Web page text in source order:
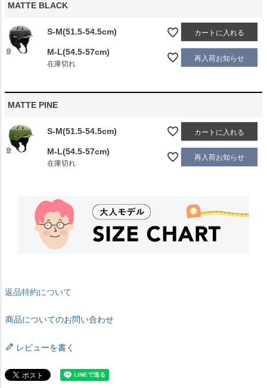
MATTE BLACK
S-M(51.5-54.5cm) カートに入れる
M-L(54.5-57cm)
在庫切れ
再入荷お知らせ
MATTE PINE
S-M(51.5-54.5cm) カートに入れる
M-L(54.5-57cm)
在庫切れ
再入荷お知らせ
返品特約について
商品についてのお問い合わせ
レビューを書く